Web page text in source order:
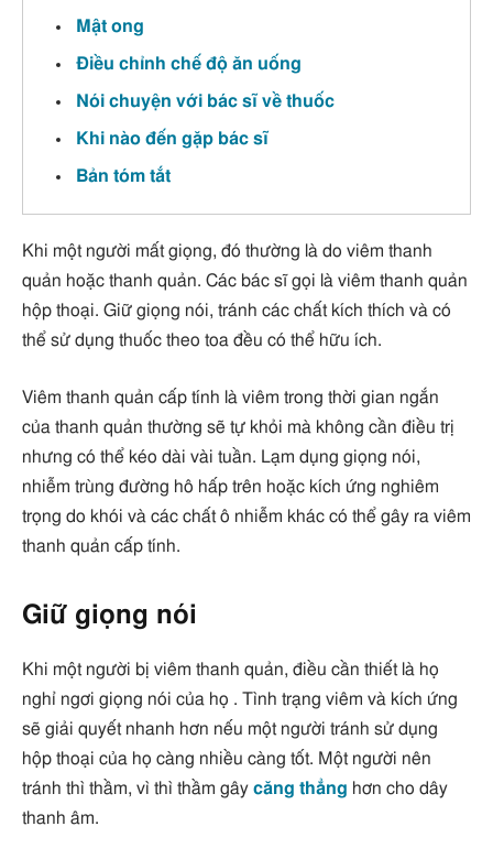
Mật ong
Điều chỉnh chế độ ăn uống
Nói chuyện với bác sĩ về thuốc
Khi nào đến gặp bác sĩ
Bản tóm tắt
Khi một người mất giọng, đó thường là do viêm thanh
quản hoặc thanh quản. Các bác sĩ gọi là viêm thanh quản
hộp thoại. Giữ giọng nói, tránh các chất kích thích và có
thể sử dụng thuốc theo toa đều có thể hữu ích.
Viêm thanh quản cấp tính là viêm trong thời gian ngắn
của thanh quản thường sẽ tự khỏi mà không cần điều trị
nhưng có thể kéo dài vài tuần. Lạm dụng giọng nói,
nhiễm trùng đường hô hấp trên hoặc kích ứng nghiêm
trọng do khói và các chất ô nhiễm khác có thể gây ra viêm
thanh quản cấp tính.
Giữ giọng nói
Khi một người bị viêm thanh quản, điều cần thiết là họ
nghỉ ngơi giọng nói của họ . Tình trạng viêm và kích ứng
sẽ giải quyết nhanh hơn nếu một người tránh sử dụng
hộp thoại của họ càng nhiều càng tốt. Một người nên
tránh thì thầm, vì thì thầm gây căng thẳng hơn cho dây
thanh âm.